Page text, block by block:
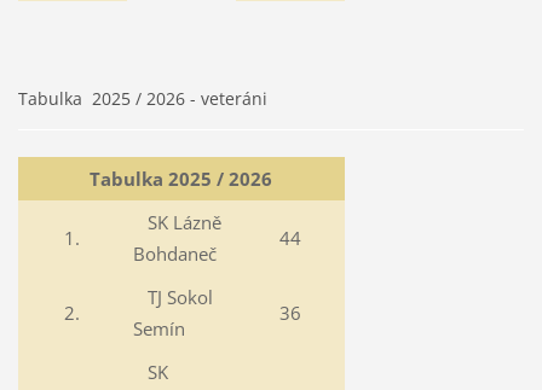
Tabulka 2025 / 2026 - veteráni
Tabulka 2025 / 2026
1.
SK Lázně
Bohdaneč
44
2.
TJ Sokol
Semín
36
SK